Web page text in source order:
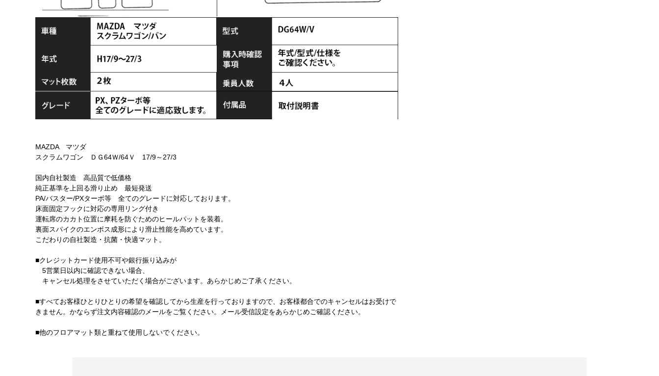
MAZDA マツダ
スクラムワゴン ＤＧ64Ｗ/64Ｖ 17/9～27/3
国内自社製造 高品質で低価格
純正基準を上回る滑り止め 最短発送
PA/バスター/PXターボ等 全てのグレードに対応しております。
床面固定フックに対応の専用リング付き
運転席のカカト位置に摩耗を防ぐためのヒールパットを装着。
裏面スパイクのエンボス成形により滑止性能を高めています。
こだわりの自社製造・抗菌・快適マット。
■クレジットカード使用不可や銀行振り込みが
5営業日以内に確認できない場合、
キャンセル処理をさせていただく場合がございます。あらかじめご了承ください。
■すべてお客様ひとりひとりの希望を確認してから生産を行っておりますので、お客様都合でのキャンセルはお受けで
きません。かならず注文内容確認のメールをご覧ください。メール受信設定をあらかじめご確認ください。
■他のフロアマット類と重ねて使用しないでください。